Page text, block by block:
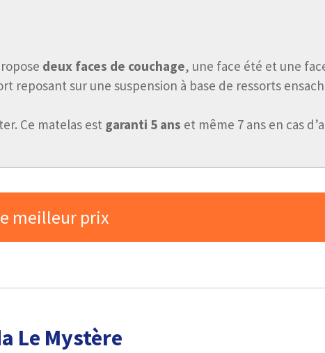
deux faces de couchage, une face été et une
reposant sur une suspension à base de ressorts
Ce matelas est garanti 5 ans et même 7 ans en cas
meilleur prix
Le Mystère